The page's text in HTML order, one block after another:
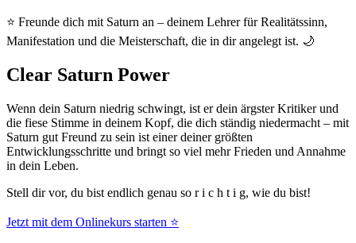
⭐ Freunde dich mit Saturn an – deinem Lehrer für Realitätssinn,
Manifestation und die Meisterschaft, die in dir angelegt ist. 🌙
Clear Saturn Power
Wenn dein Saturn niedrig schwingt, ist er dein ärgster Kritiker und
die fiese Stimme in deinem Kopf, die dich ständig niedermacht – mit
Saturn gut Freund zu sein ist einer deiner größten
Entwicklungsschritte und bringt so viel mehr Frieden und Annahme
in dein Leben.
Stell dir vor, du bist endlich genau so r i c h t i g, wie du bist!
Jetzt mit dem Onlinekurs starten ⭐